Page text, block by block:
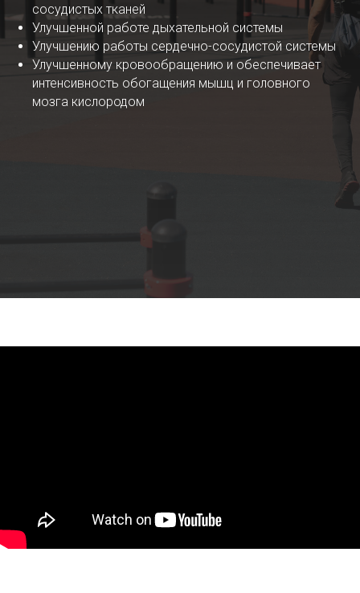
сосудистых тканей
Улучшенной работе дыхательной системы
Улучшению работы сердечно-сосудистой системы
Улучшенному кровообращению и обеспечивает
интенсивность обогащения мышц и головного
мозга кислородом